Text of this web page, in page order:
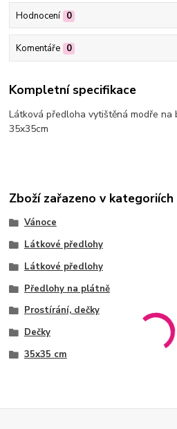
Hodnocení 0
Komentáře 0
Kompletní specifikace
Látková předloha vytištěná modře
35x35cm
Zboží zařazeno v kategoriích
Vánoce
Látkové předlohy
Látkové předlohy
Předlohy na plátně
Prostírání, dečky
Dečky
35x35 cm